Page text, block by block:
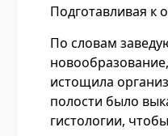
Подготавливая к
По словам
истощила
полости было
гистологии,